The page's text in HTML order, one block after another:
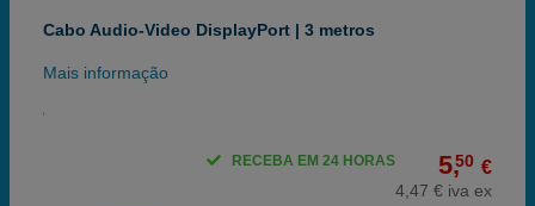
Cabo Audio-Video DisplayPort | 3 metros
Mais informação
5,50 €
4,47 € iva ex
RECEBA EM 24 HORAS